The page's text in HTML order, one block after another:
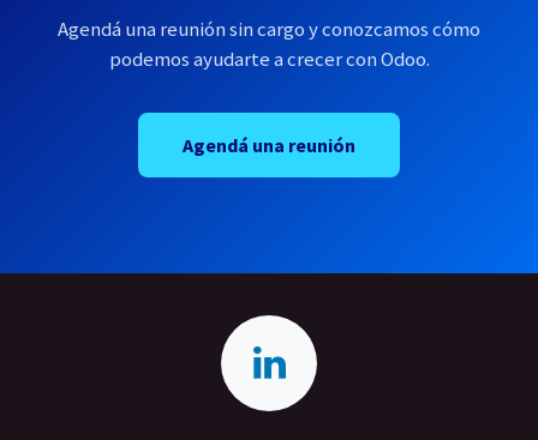
Agendá una reunión sin cargo y conozcamos cómo
podemos ayudarte a crecer con Odoo.
Agendá una reunión